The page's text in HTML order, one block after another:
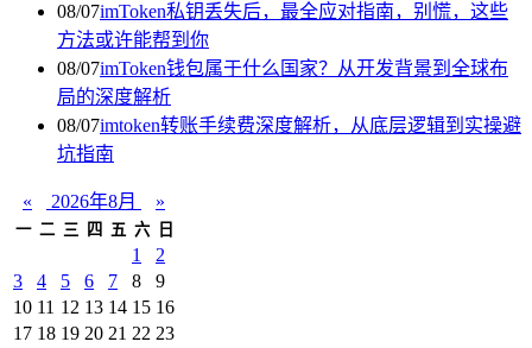
08/07imToken私钥丢失后，最全应对指南，别慌，这些
方法或许能帮到你
08/07imToken钱包属于什么国家？从开发背景到全球布
局的深度解析
08/07imtoken转账手续费深度解析，从底层逻辑到实操避
坑指南
« 2026年8月 »
一 二 三 四 五 六 日
1
2
3
4 5 6 7 8
9
10 11 12 13 14 15 16
17 18 19 20 21 22 23